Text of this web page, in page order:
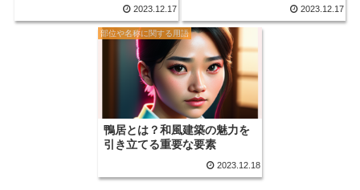
2023.12.17 2023.12.17
部位や名称に関する用語
鴨居とは？和風建築の魅力を
引き立てる重要な要素
2023.12.18